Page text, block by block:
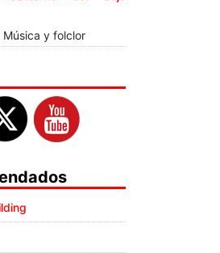
Música y folclor